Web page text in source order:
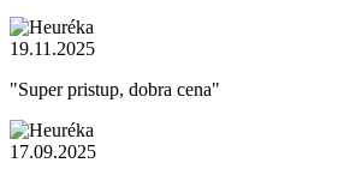
19.11.2025
"Super pristup, dobra cena"
17.09.2025